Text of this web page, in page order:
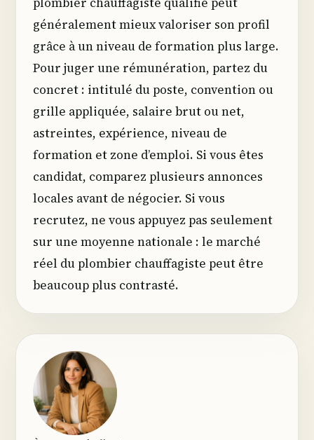
généralement mieux valoriser son profil
grâce à un niveau de formation plus large.
Pour juger une rémunération, partez du
concret : intitulé du poste, convention ou
grille appliquée, salaire brut ou net,
astreintes, expérience, niveau de
formation et zone d’emploi. Si vous êtes
candidat, comparez plusieurs annonces
locales avant de négocier. Si vous
recrutez, ne vous appuyez pas seulement
sur une moyenne nationale : le marché
réel du plombier chauffagiste peut être
beaucoup plus contrasté.